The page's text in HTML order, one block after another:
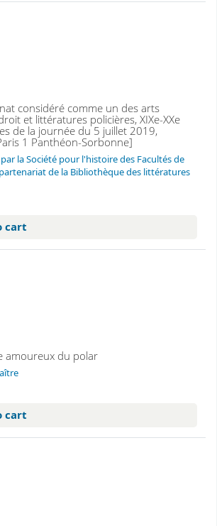
considéré comme un des arts
et littératures policières, XIXe-XXe
de la journée du 5 juillet 2019,
1 Panthéon-Sorbonne]
la Société pour l'histoire des Facultés de
de la Bibliothèque des littératures
cart
amoureux du polar
cart